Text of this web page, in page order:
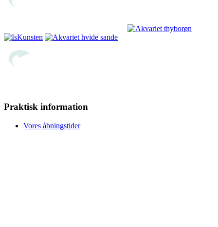
Praktisk information
Vores åbningstider